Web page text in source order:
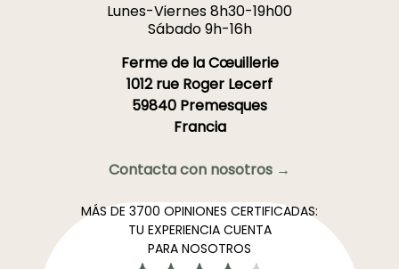
Lunes-Viernes 8h30-19h00
Sábado 9h-16h
Ferme de la Cœuillerie
1012 rue Roger Lecerf
59840 Premesques
Francia
Contacta con nosotros →
MÁS DE 3700 OPINIONES CERTIFICADAS:
TU EXPERIENCIA CUENTA
PARA NOSOTROS